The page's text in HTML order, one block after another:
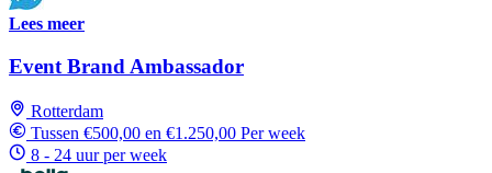
Lees meer
Event Brand Ambassador
Rotterdam
Tussen €500,00 en €1.250,00 Per week
8 - 24 uur per week